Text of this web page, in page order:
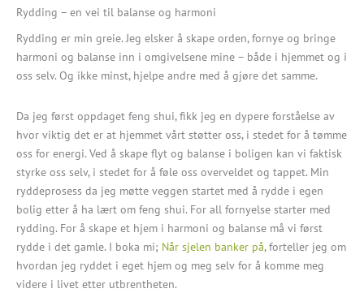
Rydding – en vei til balanse og harmoni
Rydding er min greie. Jeg elsker å skape orden, fornye og bringe
harmoni og balanse inn i omgivelsene mine – både i hjemmet og i
oss selv. Og ikke minst, hjelpe andre med å gjøre det samme.
Da jeg først oppdaget feng shui, fikk jeg en dypere forståelse av
hvor viktig det er at hjemmet vårt støtter oss, i stedet for å tømme
oss for energi. Ved å skape flyt og balanse i boligen kan vi faktisk
styrke oss selv, i stedet for å føle oss overveldet og tappet. Min
ryddeprosess da jeg møtte veggen startet med å rydde i egen
bolig etter å ha lært om feng shui. For all fornyelse starter med
rydding. For å skape et hjem i harmoni og balanse må vi først
rydde i det gamle. I boka mi; Når sjelen banker på, forteller jeg om
hvordan jeg ryddet i eget hjem og meg selv for å komme meg
videre i livet etter utbrentheten.